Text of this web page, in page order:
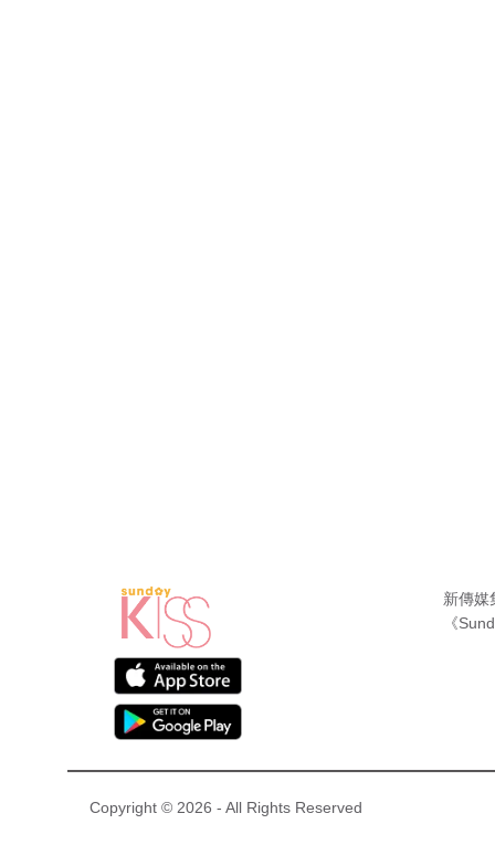
新傳媒
《
Copyright © 2026 - All Rights Reserved